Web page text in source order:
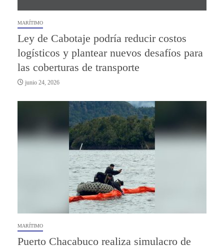
MARÍTIMO
Ley de Cabotaje podría reducir costos
logísticos y plantear nuevos desafíos para
las coberturas de transporte
junio 24, 2026
MARÍTIMO
Puerto Chacabuco realiza simulacro de